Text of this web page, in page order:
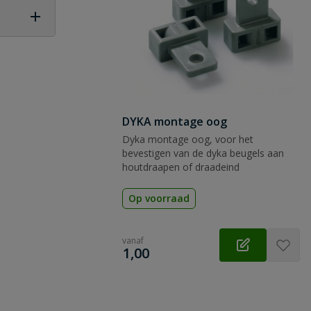
DYKA montage oog
Dyka montage oog, voor het
bevestigen van de dyka beugels aan
houtdraapen of draadeind
Op voorraad
vanaf
€
1,00